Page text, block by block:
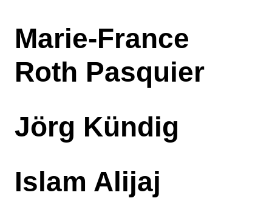
Marie-France
Roth Pasquier
Jörg Kündig
Islam Alijaj